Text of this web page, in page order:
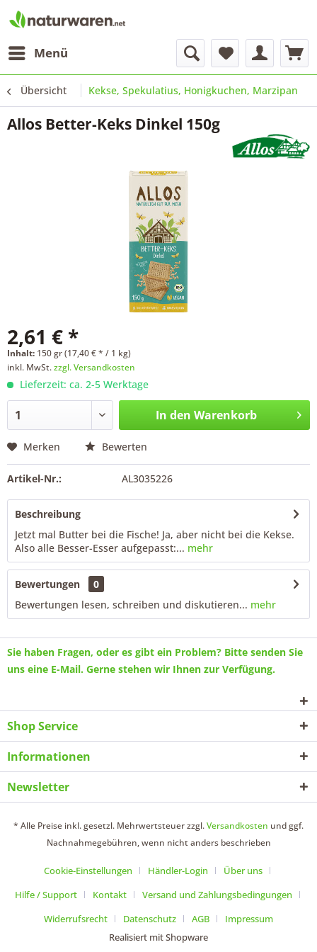
Menü
Übersicht Kekse, Spekulatius, Honigkuchen, Marzipan
Allos Better-Keks Dinkel 150g
2,61 € *
Inhalt: 150 gr (17,40 € * / 1 kg)
inkl. MwSt.zzgl. Versandkosten
Lieferzeit: ca. 2-5 Werktage
In den Warenkorb
Merken Bewerten
Artikel-Nr.: AL3035226
Beschreibung
Jetzt mal Butter bei die Fische! Ja, aber nicht bei die Kekse.
Also alle Besser-Esser aufgepasst:... mehr
Bewertungen
0
Bewertungen lesen, schreiben und diskutieren... mehr
Sie haben Fragen, oder es gibt ein Problem? Bitte senden Sie
uns eine E-Mail. Gerne stehen wir Ihnen zur Verfügung.
Shop Service
Informationen
Newsletter
* Alle Preise inkl. gesetzl. Mehrwertsteuer zzgl.Versandkosten und ggf.
Nachnahmegebühren, wenn nicht anders beschrieben
Cookie-Einstellungen Händler-Login
Über uns
Hilfe / Support
Kontakt
Versand und Zahlungsbedingungen
Widerrufsrecht
Datenschutz AGB
Impressum
Realisiert mit Shopware